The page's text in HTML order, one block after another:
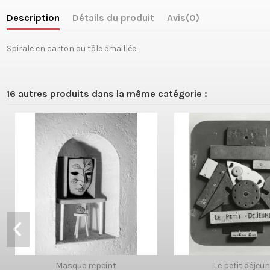
Description Détails du produit Avis(0)
Spirale en carton ou tôle émaillée
16 autres produits dans la même catégorie :
Masque repeint Le petit